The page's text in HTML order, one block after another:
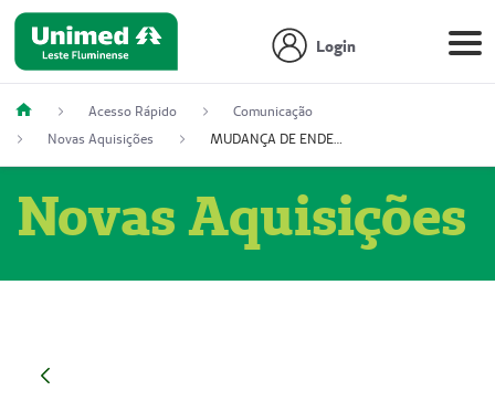
Login
Acesso Rápido
Comunicação
Novas Aquisições
MUDANÇA DE ENDEREÇO - DIAGITAB SERVIÇOS MÉDICOS LTDA (54003267-5)
Novas Aquisições